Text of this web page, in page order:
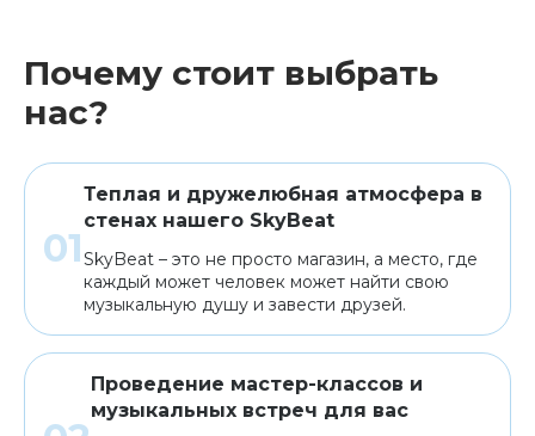
Почему стоит выбрать
нас?
Теплая и дружелюбная атмосфера в
стенах нашего SkyBeat
SkyBeat – это не просто магазин, а место, где
каждый может человек может найти свою
музыкальную душу и завести друзей.
Проведение мастер-классов и
музыкальных встреч для вас